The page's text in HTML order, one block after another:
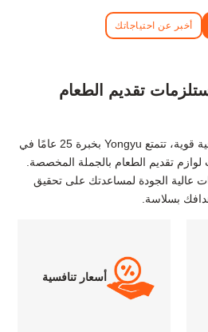
أخبر عن احتياجاتك
تقديم الطعام
مع فريق تقني محترف وإنتاجية قوية، تتمتع Yongyu بخبرة 25 عامًا في
تقديم الطعام بالجملة المخصصة.
عالية الجودة لمساعدتك على تحقيق
بسلاسة.
أسعار تنافسية